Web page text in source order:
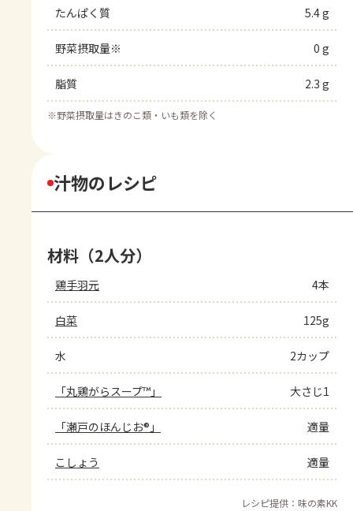
たんぱく質 5.4 g
野菜摂取量※ 0 g
脂質 2.3 g
※野菜摂取量はきのこ類・いも類を除く
汁物のレシピ
材料（2人分）
鶏手羽元 4本
白菜 125g
水 2カップ
「丸鶏がらスープ™」 大さじ1
「瀬戸のほんじお®」 適量
こしょう 適量
レシピ提供：味の素KK